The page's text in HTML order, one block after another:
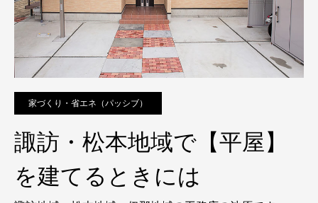
家づくり・省エネ（パッシブ）
諏訪・松本地域で【平屋】
を建てるときには